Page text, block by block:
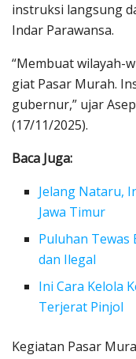
instruksi langsung
Indar Parawansa.
“Membuat wilayah-
giat Pasar Murah.
gubernur,” ujar
(17/11/2025).
Baca Juga:
Jelang Nataru,
Jawa Timur
Puluhan Tewas
dan Ilegal
Ini Cara Kelola
Terjerat Pinjol
Kegiatan Pasar